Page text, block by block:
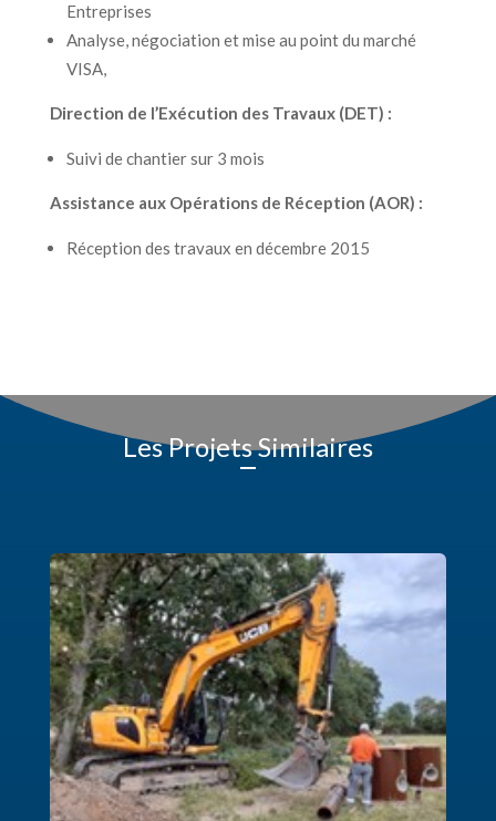
Entreprises
Analyse, négociation et mise au point du marché
VISA,
Direction de l’Exécution des Travaux (DET) :
Suivi de chantier sur 3 mois
Assistance aux Opérations de Réception (AOR) :
Réception des travaux en décembre 2015
Les Projets Similaires